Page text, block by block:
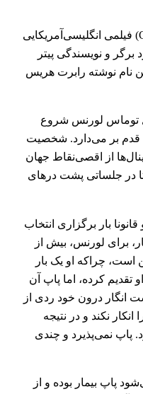
مجمع سری انتخاب پاپ (Conclave) فیلمی انگلیسی‌آمریکایی
برگر و نویسندگی پیتر
نام نوشته رابرت هریس
توماس لورنس شروع
قدم بر می‌دارد. شخصیت
از اقصی‌نقاط جهان
در جلساتی پشت درهای
بار برگزاری انتخاب
برای لورنس، بیش از
است، چراکه او یک بار
تقدیم کرده، اما پاپ آن
انگار درون خود ردی از
نکند و در نتیجه
پاپ نمی‌پذیرد و چندی
پاپ بیمار بوده و از